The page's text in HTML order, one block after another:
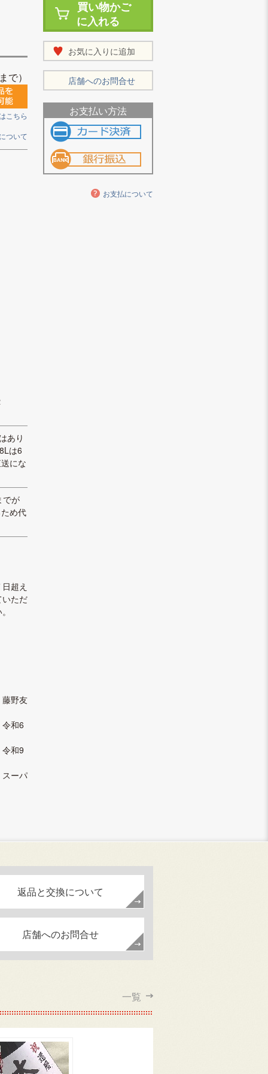
で）
こちら
ついて
あり
は6
にな
でが
め代
超え
ただ
友
和6
9
パ
買い物かご
に入れる
お気に入りに追加
店舗へのお問合せ
お支払い方法
お支払について
返品と交換について
店舗へのお問合せ
一覧